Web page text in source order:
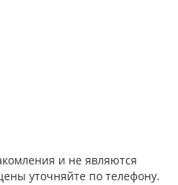
и не являются
уточняйте по телефону.